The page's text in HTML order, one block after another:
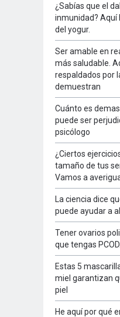
¿Sabías que el
inmunidad? Aquí
del yogur.
Ser amable en
más saludable.
respaldados por
demuestran
Cuánto es
puede ser
psicólogo
¿Ciertos
tamaño de tus
Vamos a
La ciencia dice
puede ayudar a
Tener ovarios
que tengas
Estas 5
miel garantizan
piel
He aquí por qué